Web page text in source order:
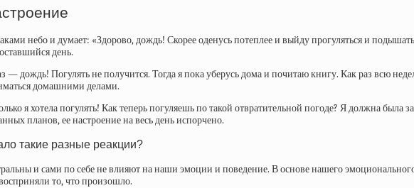
небо и думает: «Здорово, дождь! Скорее оденусь потеплее и выйду прогуляться и
день.
— дождь! Погулять не получится. Тогда я пока уберусь дома и почитаю книгу. Как раз всю
домашними делами.
я хотела погулять! Как теперь погуляешь по такой отвратительной погоде? Я должна
планов, ее настроение на весь день испорчено.
такие разные реакции?
и сами по себе не влияют на наши эмоции и поведение. В основе нашего
то, что произошло.